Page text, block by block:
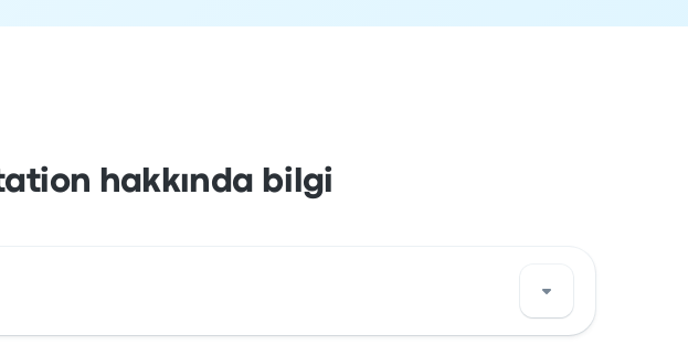
hakkında bilgi